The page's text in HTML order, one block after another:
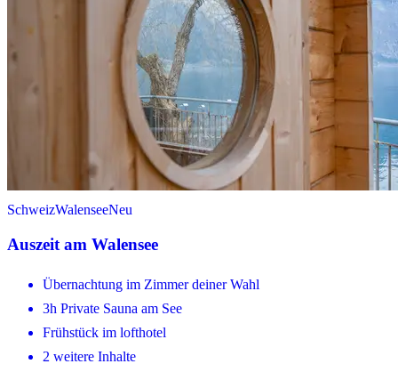
SchweizWalenseeNeu
Auszeit am Walensee
Übernachtung im Zimmer deiner Wahl
3h Private Sauna am See
Frühstück im lofthotel
2 weitere Inhalte